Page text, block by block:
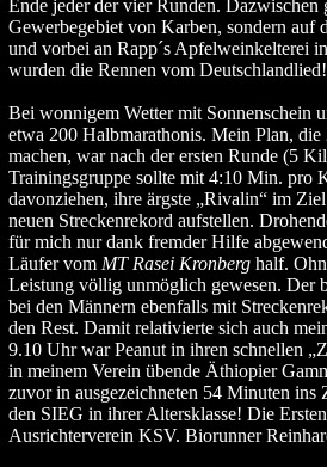
Ende jeder der vier Runden. Dazwischen
Gewerbegebiet von Karben, sondern
und vorbei an Rapp´s Apfelweinkelterei
wurden die Rennen vom Deutschlandlied!
Bei wonnigem Wetter mit Sonnenschein
etwa 200 Halbmarathonis. Mein Plan,
machen, war nach der ersten Runde (5
Trainingsgruppe sollte mit 4:10 Min. pro
davonziehen, ihre ärgste „Rivalin“ im
neuen Streckenrekord aufstellen.
für mich nur dank fremder Hilfe
Läufer vom MT Rasei Kronberg half.
Leistung völlig unmöglich gewesen. Der
bei den Männern ebenfalls mit
den Rest. Damit relativierte sich auch
9.10 Uhr war Peanut in ihren schnellen
in meinem Verein übende Äthiopier
zuvor in ausgezeichneten 54 Minuten
den SIEG in ihrer Altersklasse! Die
Ausrichterverein KSV. Biorunner